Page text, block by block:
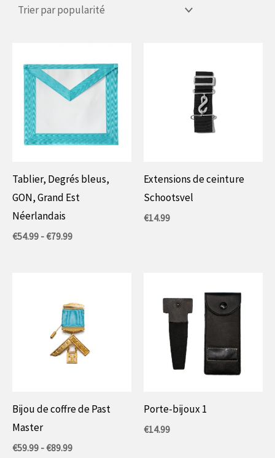
Tablier, Degrés bleus,
GON, Grand Est
Néerlandais
€54.99 -€79.99Prijsklasse:
Extensions de ceinture
Schootsvel
€14.99
Bijou de coffre de Past
Master
€59.99 -€89.99Prijsklasse:
Porte-bijoux 1
€14.99